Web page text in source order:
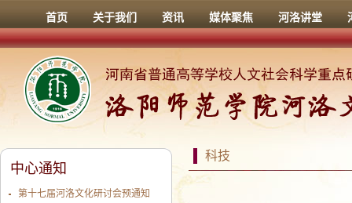
首页 关于我们 资讯 媒体聚焦 河洛讲堂
科技
中心通知
第十七届河洛文化研讨会预通知